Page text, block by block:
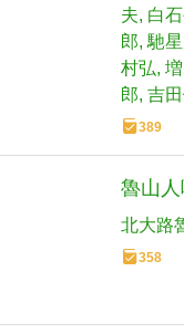
夫 白
郎 馳星
村弘
郎 吉
389
魯山
北大路
358